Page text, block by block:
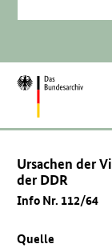
Zur
Ursachen der
der DDR
Info Nr. 112/64
Quelle